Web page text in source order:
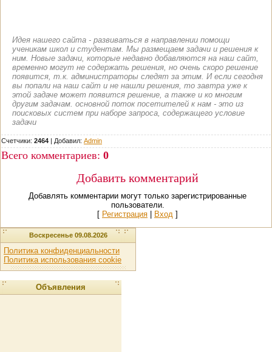
Идея нашего сайта - развиваться в направлении помощи
ученикам школ и студентам. Мы размещаем задачи и решения к
ним. Новые задачи, которые недавно добавляются на наш сайт,
временно могут не содержать решения, но очень скоро решение
появится, т.к. администраторы следят за этим. И если сегодня
вы попали на наш сайт и не нашли решения, то завтра уже к
этой задаче может появится решение, а также и ко многим
другим задачам. основной поток посетителей к нам - это из
поисковых систем при наборе запроса, содержащего условие
задачи
Счетчики: 2464 | Добавил: Admin
Всего комментариев: 0
Добавить комментарий
Добавлять комментарии могут только зарегистрированные
пользователи.
[ Регистрация Вход ]
Воскресенье 09.08.2026
Политика конфиденциальности
Политика использования cookie
Объявления